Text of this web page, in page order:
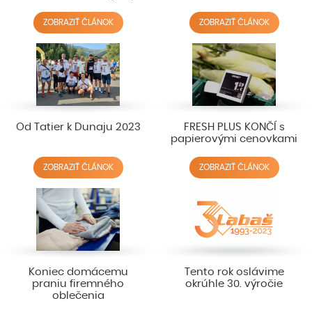
ZOBRAZIŤ ČLÁNOK ZOBRAZIŤ ČLÁNOK
Od Tatier k Dunaju 2023
ZOBRAZIŤ ČLÁNOK
FRESH PLUS KONČÍ s
papierovými cenovkami
ZOBRAZIŤ ČLÁNOK
Koniec domácemu
praniu firemného
oblečenia
Tento rok oslávime
okrúhle 30. výročie